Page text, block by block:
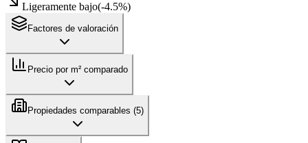
Ligeramente bajo(-4.5%)
Factores de valoración
Precio por m² comparado
Propiedades comparables (5)